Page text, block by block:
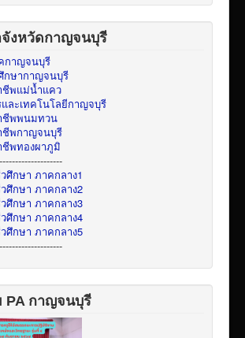
งหวัดกาญจนบุรี
กาญจนบุรี
กษากาญจนบุรี
ชีพแม่น้ำแคว
ละเทคโนโลยีกาญจบุรี
ชีพพนมทวน
ชีพกาญจนบุรี
ชีพทองผาภูมิ
ศึกษา ภาคกลาง1
ศึกษา ภาคกลาง2
ศึกษา ภาคกลาง3
ศึกษา ภาคกลาง4
ศึกษา ภาคกลาง5
PA กาญจนบุรี